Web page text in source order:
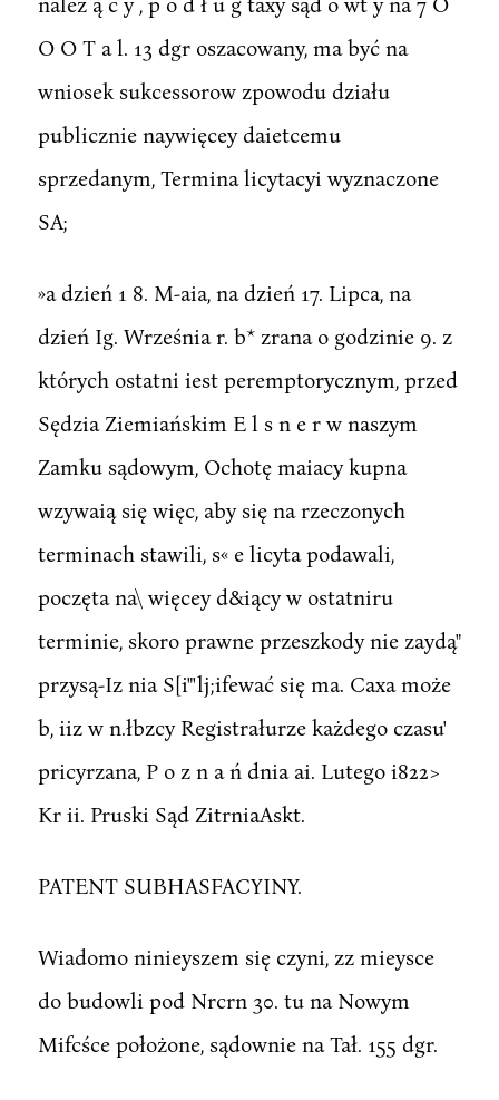
O O T a l. 13 dgr oszacowany, ma być na
wniosek sukcessorow zpowodu działu
publicznie naywięcey daietcemu
sprzedanym, Termina licytacyi wyznaczone
SA;
»a dzień 1 8. M-aia, na dzień 17. Lipca, na
dzień Ig. Września r. b* zrana o godzinie 9. z
których ostatni iest peremptorycznym, przed
Sędzia Ziemiańskim E l s n e r w naszym
Zamku sądowym, Ochotę maiacy kupna
wzywaią się więc, aby się na rzeczonych
terminach stawili, s« e licyta podawali,
poczęta na\ więcey d&iący w ostatniru
terminie, skoro prawne przeszkody nie zaydą"
przysą-Iz nia S[i"'lj;ifewać się ma. Caxa może
b, iiz w n.łbzcy Registrałurze każdego czasu'
pricyrzana, P o z n a ń dnia ai. Lutego i822>
Kr ii. Pruski Sąd ZitrniaAskt.
PATENT SUBHASFACYINY.
Wiadomo ninieyszem się czyni, zz mieysce
do budowli pod Nrcrn 30. tu na Nowym
Mifcśce położone, sądownie na Tał. 155 dgr.